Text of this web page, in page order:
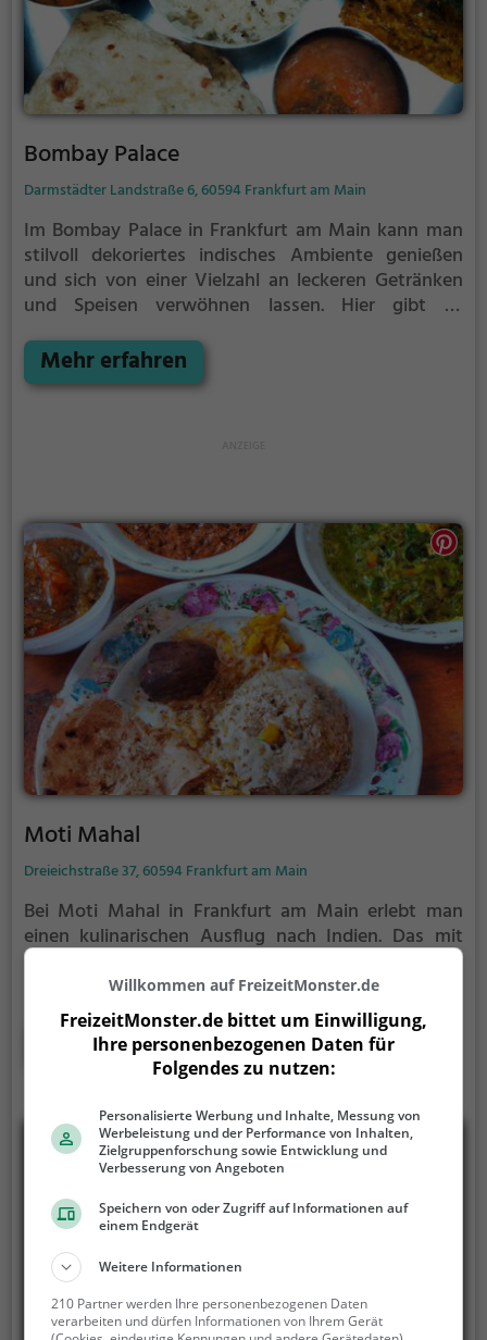
Bombay Palace
Darmstädter Landstraße 6, 60594 Frankfurt am Main
Im Bombay Palace in Frankfurt am Main kann man
stilvoll dekoriertes indisches Ambiente genießen
und sich von einer Vielzahl an leckeren Getränken
und Speisen verwöhnen lassen. Hier gibt es
Auswahl an vegetarischen und veganen Gerichten.
Das Restaurant ist bekannt für seine köstlichen
indischen Küche und erlebe einen kulinarischen
Genuss im Bombay Palace.
Mehr erfahren
Moti Mahal
Dreieichstraße 37, 60594 Frankfurt am Main
Bei Moti Mahal in Frankfurt am Main erlebt man
einen kulinarischen Ausflug nach Indien. Das mit
vielen indischen Bildern geschmückte Lokal bietet
eine vielfältige Auswahl an indischen, asiatischen
und veganen Speisen sowie gesunden und halal-
vegetarischen Gerichten. Ob Chicken Vindaloo oder
ein erfrischendes Lassi, hier findet man alles, was
das Herz begehrt. Egal ob man im Restaurant
dinieren oder sich die köstlichen Gerichte nach
Hause liefern lassen möchte, bei Moti Mahal ist für
jeden Geschmack etwas dabei. Tauche ein in die
Atmosphäre, spüre das Ambiente und genieße die
authentische indische Küche.
Mehr erfahren
Willkommen auf FreizeitMonster.de
FreizeitMonster.de bittet um Einwilligung,
Ihre personenbezogenen Daten für
Folgendes zu nutzen:
Personalisierte Werbung und Inhalte, Messung von
Werbeleistung und der Performance von Inhalten,
Zielgruppenforschung sowie Entwicklung und
Verbesserung von Angeboten
Speichern von oder Zugriff auf Informationen auf
einem Endgerät
Weitere Informationen
210 Partner werden Ihre personenbezogenen Daten
verarbeiten und dürfen Informationen von Ihrem Gerät